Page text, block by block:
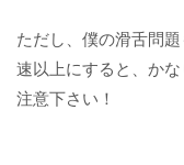
ただし、僕の滑舌問
速以上にすると、か
注意下さい！